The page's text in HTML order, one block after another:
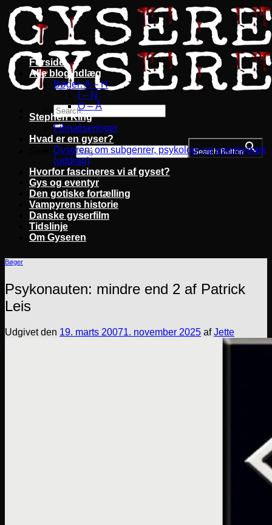
Fortsæt
til
indhold
Search for: Search Button
Forside
Alle blogindlæg
Bøger: A – H
I – N
O – Å
Stephen King
Filmatiseringer
Hvad er en gyser?
Gyseren: om subgenrer, psykologi og eventyrtræk
(uddrag)
Hvorfor fascineres vi af gyset?
Gys og eventyr
Den gotiske fortælling
Vampyrens historie
Danske gyserfilm
Tidslinje
Om Gyseren
Bøger
Psykonauten: mindre end 2 af Patrick
Leis
Udgivet den 19. marts 20071. november 2025 afJette